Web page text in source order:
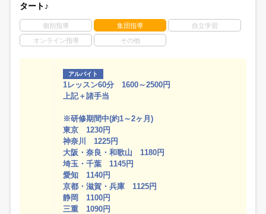
タート♪
個別指導 集団指導 自立学習
オンライン指導 その他
アルバイト
1レッスン60分 1600～2500円
上記＋諸手当
※研修期間中(約1～2ヶ月)
東京 1230円
神奈川 1225円
大阪・奈良・和歌山 1180円
埼玉・千葉 1145円
愛知 1140円
京都・滋賀・兵庫 1125円
静岡 1100円
三重 1090円